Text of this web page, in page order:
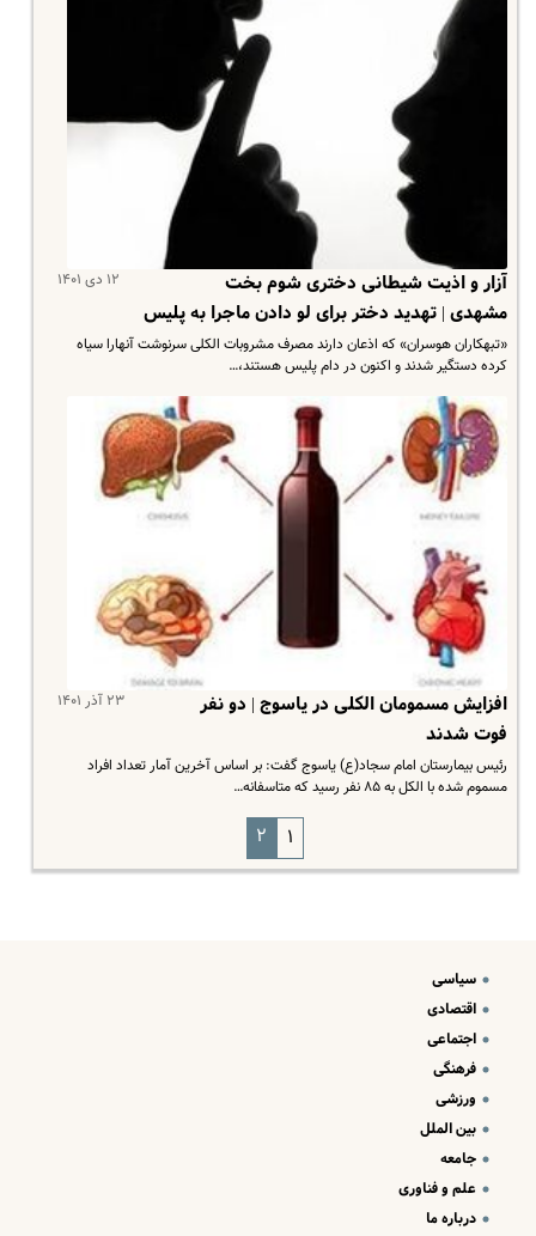
۱۲ دی ۱۴۰۱
آزار و اذیت شیطانی دختری شوم بخت
مشهدی | تهدید دختر برای لو دادن ماجرا به پلیس
«تبهکاران هوسران» که اذعان دارند مصرف مشروبات الکلی سرنوشت آنهارا سیاه
کرده دستگیر شدند و اکنون در دام پلیس هستند،…
۲۳ آذر ۱۴۰۱
افزایش مسمومان الکلی در یاسوج | دو نفر
فوت شدند
رئیس بیمارستان امام سجاد(ع) یاسوج گفت: بر اساس آخرین آمار تعداد افراد
مسموم شده با الکل به ۸۵ نفر رسید که متاسفانه…
۱ ۲
سیاسی
اقتصادی
اجتماعی
فرهنگی
ورزشی
بین الملل
جامعه
علم و فناوری
درباره ما